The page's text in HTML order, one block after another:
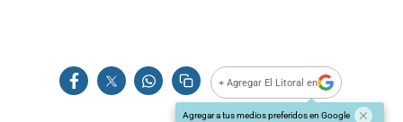
+ Agregar El Litoral en
Agregar a tus medios preferidos en Google